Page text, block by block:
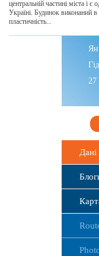
центральній частині міста і
Україні. Будинок виконаний
пластичність...
Ян
Гід
27
Дані